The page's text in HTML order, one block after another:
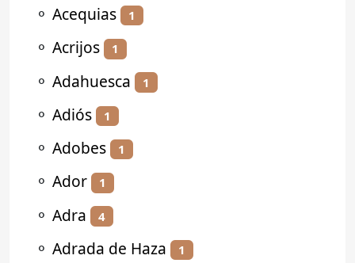
⚬ Acequias 1
⚬ Acrijos 1
⚬ Adahuesca 1
⚬ Adiós 1
⚬ Adobes 1
⚬ Ador 1
⚬ Adra 4
⚬ Adrada de Haza 1